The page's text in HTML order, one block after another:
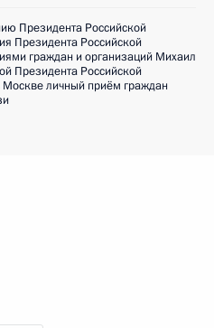
Президента Российской
Президента Российской
граждан и организаций Михаил
Президента Российской
личный приём граждан